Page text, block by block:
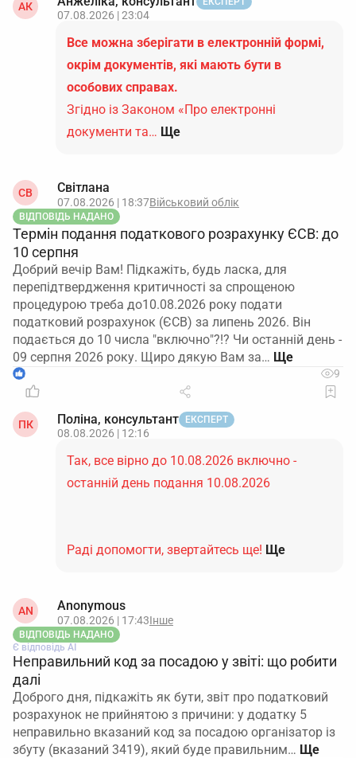
АК
07.08.2026 | 23:04
Все можна зберігати в електронній формі,
окрім документів, які мають бути в
особових справах.
Згідно із Законом «Про електронні
документи та… Ще
СВ Світлана
07.08.2026 | 18:37Військовий облік
ВІДПОВІДЬ НАДАНО
Термін подання податкового розрахунку ЄСВ: до
10 серпня
Добрий вечір Вам! Підкажіть, будь ласка, для
перепідтвердження критичності за спрощеною
процедурою треба до10.08.2026 року подати
податковий розрахунок (ЄСВ) за липень 2026. Він
подається до 10 числа "включно"?!? Чи останній день -
09 серпня 2026 року. Щиро дякую Вам за…
1 9
ПК Поліна, консультант ЕКСПЕРТ
08.08.2026 | 12:16
Так, все вірно до 10.08.2026 включно -
останній день подання 10.08.2026
Раді допомогти, звертайтесь ще! Ще
AN Anonymous
07.08.2026 | 17:43Інше
ВІДПОВІДЬ НАДАНО
Є відповідь АІ
Неправильний код за посадою у звіті: що робити
далі
Доброго дня, підкажіть як бути, звіт про податковий
розрахунок не прийнятою з причини: у додатку 5
неправильно вказаний код за посадою організатор із
збуту (вказаний 3419), який буде правильним…